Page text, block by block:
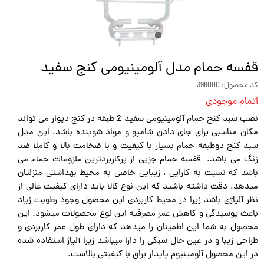
قفسه حمام مدل آلومینیومی کنج سفید
کد محصول: 398000
اتمام موجودی
نصب سبد کنج حمام آلومینیومی سفید 2 طبقه در کنج دیوار می تواند
مکان مناسبی برای جای دادن شامپو و مواد شوینده باشد. این مدل
سبد کنج دوطبقه حمام بسیار با کیفیت و با ضخامت بالا و کاملا ضد
زنگ می باشد. قفسه حمام جزیی از پرکاربردترین ملزومات حمام می
باشد که نسبت به کارایی ، زیبایی خاصی به محیط بهداشتی منزلتان
میدهد. دقت داشته باشید که این نوع کالا باید دارای کیفیت عالی از
نظر آلیاژی باشد زیرا در محیط کاربردی این محصول وجود رطوبت زیاد
باعث پوسیدگی و کاهش عمر مصرفیه این نوع محصولات میشود. این
محصول به شما این اطمینان را میدهد که دارای طول عمر کاربردی و
طراحی زیبا و در عین حال سبکی را دارا میباشد زیرا آلیاژ استفاده شده
در این محصول آلومینیوم پایدار براق با کیفیتی بالاست.